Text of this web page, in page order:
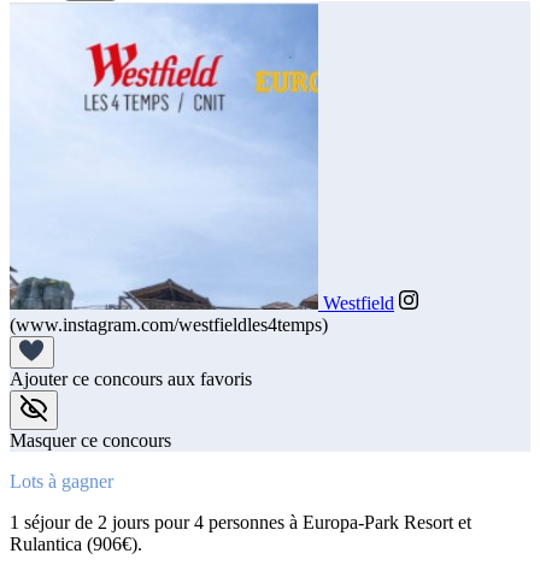
Westfield
(www.instagram.com/westfieldles4temps)
Ajouter ce concours aux favoris
Masquer ce concours
Lots à gagner
1 séjour de 2 jours pour 4 personnes à Europa-Park Resort et
Rulantica (906€).